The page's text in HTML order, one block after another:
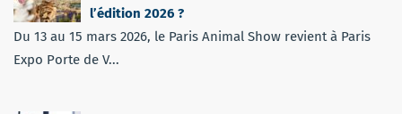
l’édition 2026 ?
Du 13 au 15 mars 2026, le Paris Animal Show revient à Paris
Expo Porte de V...